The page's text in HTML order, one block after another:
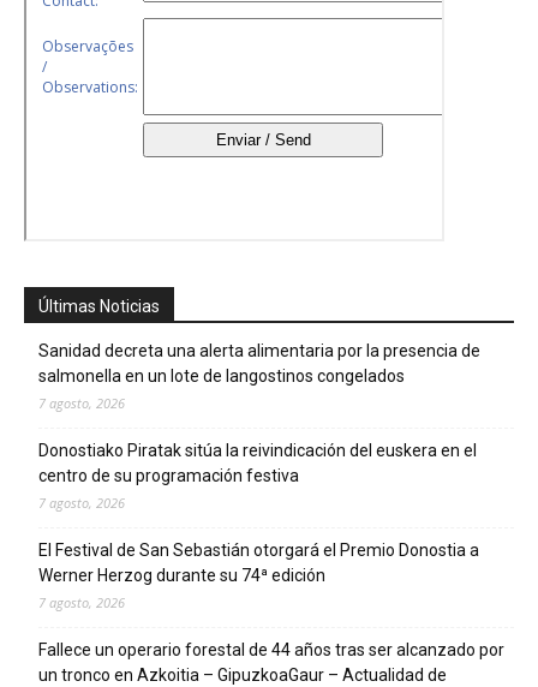
Últimas Noticias
Sanidad decreta una alerta alimentaria por la presencia de
salmonella en un lote de langostinos congelados
7 agosto, 2026
Donostiako Piratak sitúa la reivindicación del euskera en el
centro de su programación festiva
7 agosto, 2026
El Festival de San Sebastián otorgará el Premio Donostia a
Werner Herzog durante su 74ª edición
7 agosto, 2026
Fallece un operario forestal de 44 años tras ser alcanzado por
un tronco en Azkoitia – GipuzkoaGaur – Actualidad de